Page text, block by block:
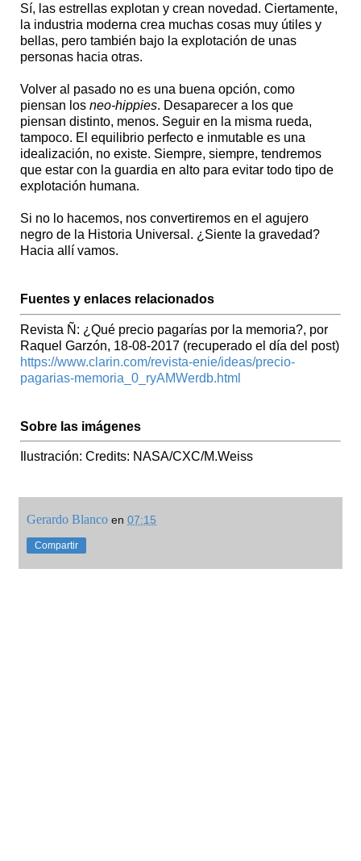
Sí, las estrellas explotan y crean novedad. Ciertamente,
la industria moderna crea muchas cosas muy útiles y
bellas, pero también bajo la explotación de unas
personas hacia otras.
Volver al pasado no es una buena opción, como
piensan los neo-hippies. Desaparecer a los que
piensan distinto, menos. Seguir en la misma rueda,
tampoco. El equilibrio perfecto e inmutable es una
idealización, no existe. Siempre, siempre, tendremos
que estar con la guardia en alto para evitar todo tipo de
explotación humana.
Si no lo hacemos, nos convertiremos en el agujero
negro de la Historia Universal. ¿Siente la gravedad?
Hacia allí vamos.
Fuentes y enlaces relacionados
Revista Ñ: ¿Qué precio pagarías por la memoria?, por
Raquel Garzón, 18-08-2017 (recuperado el día del post)
https://www.clarin.com/revista-enie/ideas/precio-
pagarias-memoria_0_ryAMWerdb.html
Sobre las imágenes
Ilustración: Credits: NASA/CXC/M.Weiss
Gerardo Blanco en 07:15
Compartir